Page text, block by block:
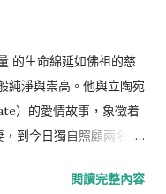
的生命綿延如佛祖的慈
純淨與崇高。他與立陶宛
）的愛情故事，象徵着
到今日獨自照顧兩名孩
緣。Kate在2021年底被
閱讀完整內容